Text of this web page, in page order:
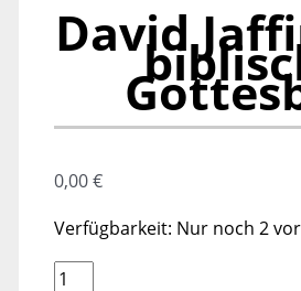
David
0,00€
Verfügbarkeit: Nur noch 2
David